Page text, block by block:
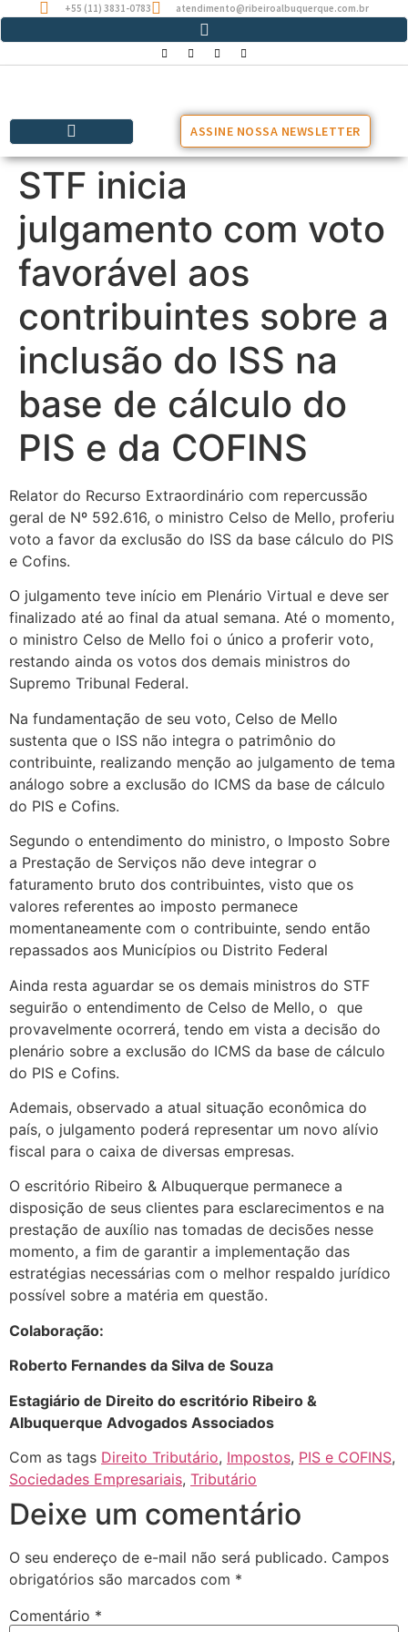
+55 (11) 3831-0783 atendimento@ribeiroalbuquerque.com.br
ASSINE NOSSA NEWSLETTER
STF inicia
julgamento com voto
favorável aos
contribuintes sobre a
inclusão do ISS na
base de cálculo do
PIS e da COFINS
Relator do Recurso Extraordinário com repercussão
geral de Nº 592.616, o ministro Celso de Mello, proferiu
voto a favor da exclusão do ISS da base cálculo do PIS
e Cofins.
O julgamento teve início em Plenário Virtual e deve ser
finalizado até ao final da atual semana. Até o momento,
o ministro Celso de Mello foi o único a proferir voto,
restando ainda os votos dos demais ministros do
Supremo Tribunal Federal.
Na fundamentação de seu voto, Celso de Mello
sustenta que o ISS não integra o patrimônio do
contribuinte, realizando menção ao julgamento de tema
análogo sobre a exclusão do ICMS da base de cálculo
do PIS e Cofins.
Segundo o entendimento do ministro, o Imposto Sobre
a Prestação de Serviços não deve integrar o
faturamento bruto dos contribuintes, visto que os
valores referentes ao imposto permanece
momentaneamente com o contribuinte, sendo então
repassados aos Municípios ou Distrito Federal
Ainda resta aguardar se os demais ministros do STF
seguirão o entendimento de Celso de Mello, o que
provavelmente ocorrerá, tendo em vista a decisão do
plenário sobre a exclusão do ICMS da base de cálculo
do PIS e Cofins.
Ademais, observado a atual situação econômica do
país, o julgamento poderá representar um novo alívio
fiscal para o caixa de diversas empresas.
O escritório Ribeiro & Albuquerque permanece a
disposição de seus clientes para esclarecimentos e na
prestação de auxílio nas tomadas de decisões nesse
momento, a fim de garantir a implementação das
estratégias necessárias com o melhor respaldo jurídico
possível sobre a matéria em questão.
Colaboração:
Roberto Fernandes da Silva de Souza
Estagiário de Direito do escritório Ribeiro &
Albuquerque Advogados Associados
Com as tags Direito Tributário, Impostos, PIS e COFINS,
Sociedades Empresariais, Tributário
Deixe um comentário
O seu endereço de e-mail não será publicado. Campos
obrigatórios são marcados com *
Comentário *